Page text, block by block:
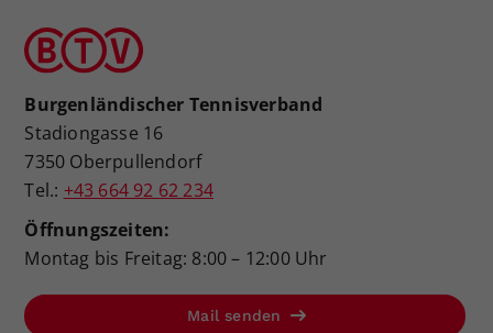
Burgenländischer Tennisverband
Stadiongasse 16
7350 Oberpullendorf
Tel.: +43 664 92 62 234
Öffnungszeiten:
Montag bis Freitag: 8:00 – 12:00 Uhr
Mail senden